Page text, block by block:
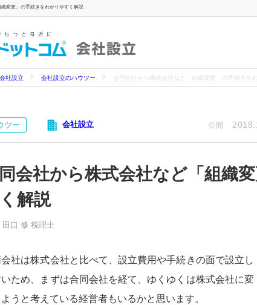
変更」の手続きをわかりやすく解説
会社設立 会社設立のハウツー 合同会社から株式会社など「組織変更」の手続きを
ツー 会社設立 公開
会社から株式会社など「組織
解説
田口 修 税理士
社は株式会社と比べて、設立費用や手続きの面で設立し
ため、まずは合同会社を経て、ゆくゆくは株式会社に変
うと考えている経営者もいるかと思います。